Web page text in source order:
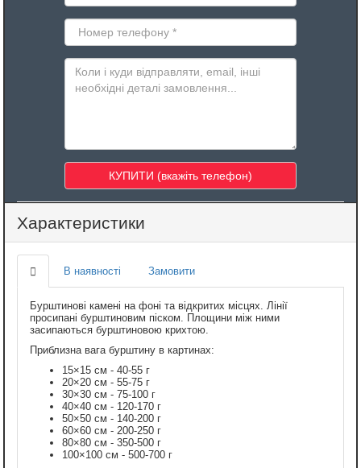
Характеристики
В наявності Замовити
Бурштинові камені на фоні та відкритих місцях. Лінії
просипані бурштиновим піском. Площини між ними
засипаються бурштиновою крихтою.
Приблизна вага бурштину в картинах:
15×15 см - 40-55 г
20×20 см - 55-75 г
30×30 см - 75-100 г
40×40 см - 120-170 г
50×50 см - 140-200 г
60×60 см - 200-250 г
80×80 см - 350-500 г
100×100 см - 500-700 г